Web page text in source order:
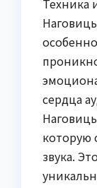
Техника
сердца
которую
звука.